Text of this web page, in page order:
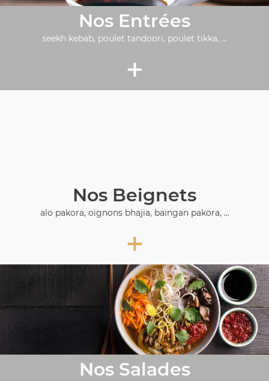
Nos Entrées
seekh kebab, poulet tandoori, poulet tikka, ...
+
Nos Beignets
alo pakora, oignons bhajia, baingan pakora, ...
+
Nos Salades